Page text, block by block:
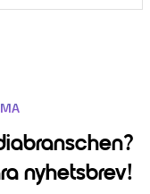
nyhetsbrev!